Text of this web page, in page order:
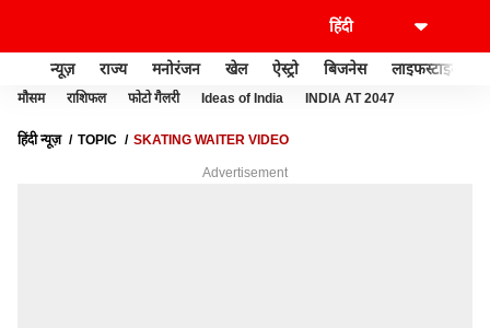
न्यूज़ राज्य मनोरंजन खेल ऐस्ट्रो बिजनेस लाइफस्टाइल
मौसम राशिफल फोटो गैलरी Ideas of India INDIA AT 2047
हिंदी न्यूज़ TOPIC SKATING WAITER VIDEO
Advertisement